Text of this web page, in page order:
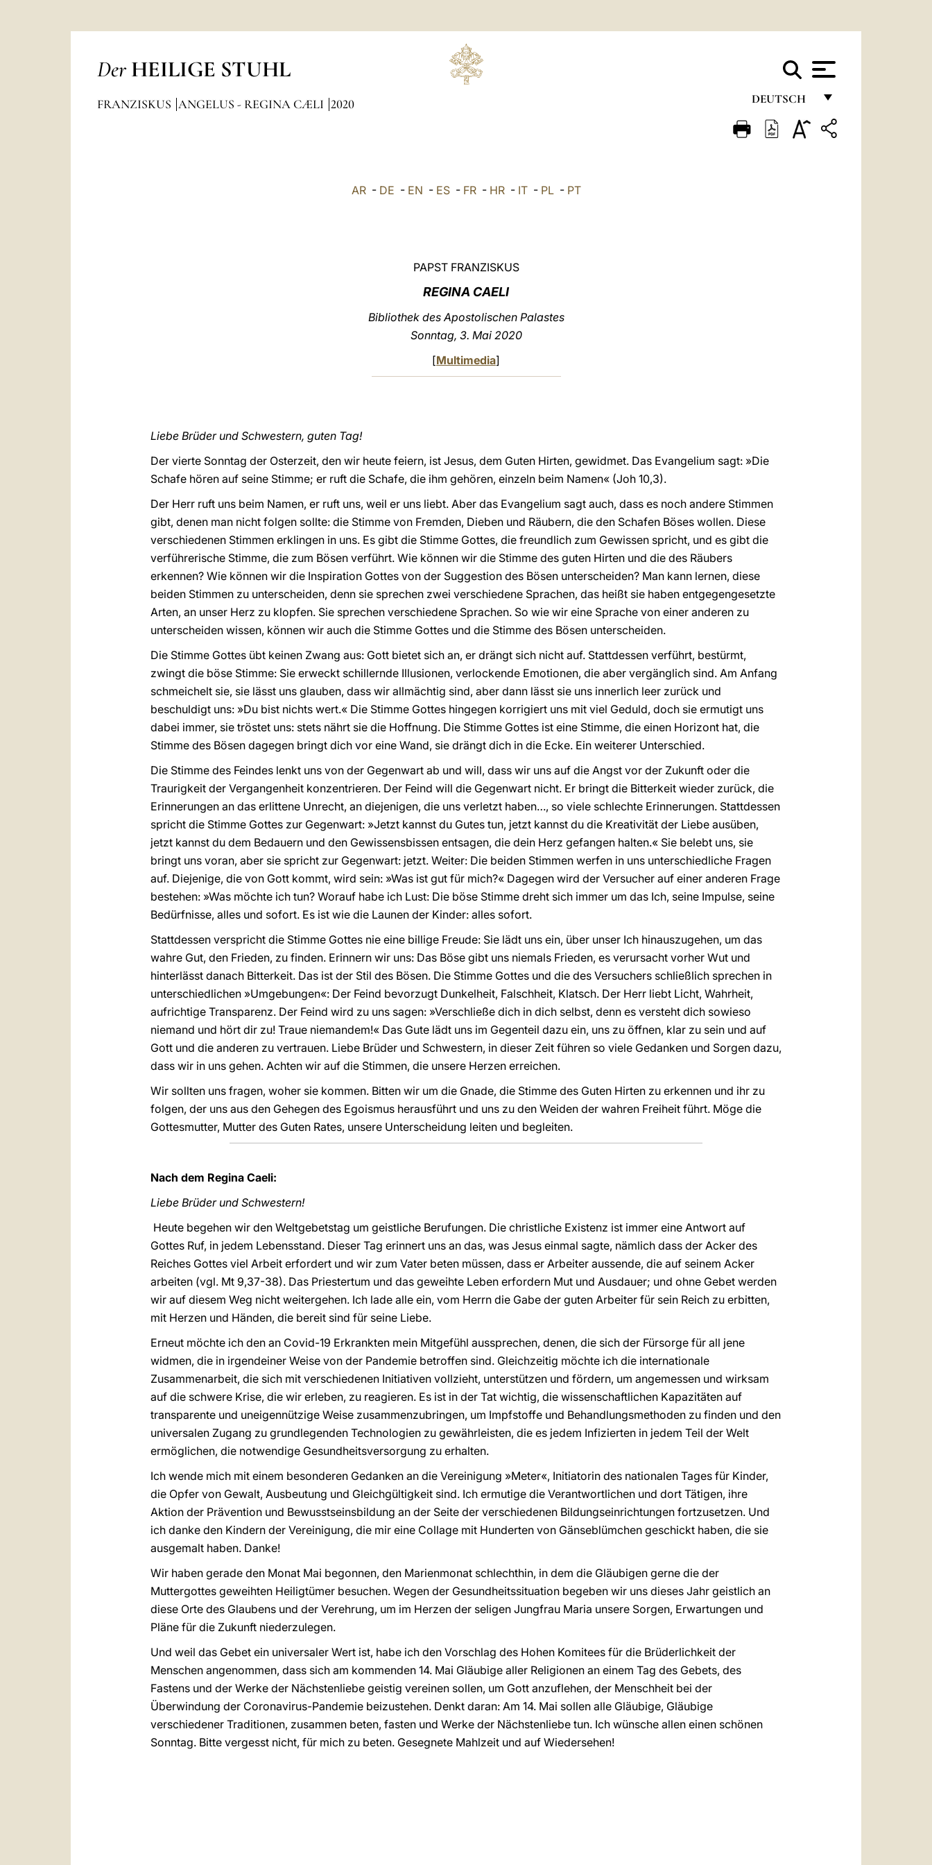
Der HEILIGE STUHL
DEUTSCH
FRANÇAIS
FRANZISKUS ANGELUS - REGINA CÆLI 2020
AR- DE - EN - ES- FR- HR- IT- PL- PT
PAPST FRANZISKUS
REGINA CAELI
Bibliothek des Apostolischen Palastes
Sonntag, 3. Mai 2020
[Multimedia]
Liebe Brüder und Schwestern, guten Tag!
Der vierte Sonntag der Osterzeit, den wir heute feiern, ist Jesus, dem Guten Hirten, gewidmet. Das Evangelium sagt: »Die
Schafe hören auf seine Stimme; er ruft die Schafe, die ihm gehören, einzeln beim Namen« (Joh 10,3).
Der Herr ruft uns beim Namen, er ruft uns, weil er uns liebt. Aber das Evangelium sagt auch, dass es noch andere Stimmen
gibt, denen man nicht folgen sollte: die Stimme von Fremden, Dieben und Räubern, die den Schafen Böses wollen. Diese
verschiedenen Stimmen erklingen in uns. Es gibt die Stimme Gottes, die freundlich zum Gewissen spricht, und es gibt die
verführerische Stimme, die zum Bösen verführt. Wie können wir die Stimme des guten Hirten und die des Räubers
erkennen? Wie können wir die Inspiration Gottes von der Suggestion des Bösen unterscheiden? Man kann lernen, diese
beiden Stimmen zu unterscheiden, denn sie sprechen zwei verschiedene Sprachen, das heißt sie haben entgegengesetzte
Arten, an unser Herz zu klopfen. Sie sprechen verschiedene Sprachen. So wie wir eine Sprache von einer anderen zu
unterscheiden wissen, können wir auch die Stimme Gottes und die Stimme des Bösen unterscheiden.
Die Stimme Gottes übt keinen Zwang aus: Gott bietet sich an, er drängt sich nicht auf. Stattdessen verführt, bestürmt,
zwingt die böse Stimme: Sie erweckt schillernde Illusionen, verlockende Emotionen, die aber vergänglich sind. Am Anfang
schmeichelt sie, sie lässt uns glauben, dass wir allmächtig sind, aber dann lässt sie uns innerlich leer zurück und
beschuldigt uns: »Du bist nichts wert.« Die Stimme Gottes hingegen korrigiert uns mit viel Geduld, doch sie ermutigt uns
dabei immer, sie tröstet uns: stets nährt sie die Hoffnung. Die Stimme Gottes ist eine Stimme, die einen Horizont hat, die
Stimme des Bösen dagegen bringt dich vor eine Wand, sie drängt dich in die Ecke. Ein weiterer Unterschied.
Die Stimme des Feindes lenkt uns von der Gegenwart ab und will, dass wir uns auf die Angst vor der Zukunft oder die
Traurigkeit der Vergangenheit konzentrieren. Der Feind will die Gegenwart nicht. Er bringt die Bitterkeit wieder zurück, die
Erinnerungen an das erlittene Unrecht, an diejenigen, die uns verletzt haben…, so viele schlechte Erinnerungen. Stattdessen
spricht die Stimme Gottes zur Gegenwart: »Jetzt kannst du Gutes tun, jetzt kannst du die Kreativität der Liebe ausüben,
jetzt kannst du dem Bedauern und den Gewissensbissen entsagen, die dein Herz gefangen halten.« Sie belebt uns, sie
bringt uns voran, aber sie spricht zur Gegenwart: jetzt. Weiter: Die beiden Stimmen werfen in uns unterschiedliche Fragen
auf. Diejenige, die von Gott kommt, wird sein: »Was ist gut für mich?« Dagegen wird der Versucher auf einer anderen Frage
bestehen: »Was möchte ich tun? Worauf habe ich Lust: Die böse Stimme dreht sich immer um das Ich, seine Impulse, seine
Bedürfnisse, alles und sofort. Es ist wie die Launen der Kinder: alles sofort.
Stattdessen verspricht die Stimme Gottes nie eine billige Freude: Sie lädt uns ein, über unser Ich hinauszugehen, um das
wahre Gut, den Frieden, zu finden. Erinnern wir uns: Das Böse gibt uns niemals Frieden, es verursacht vorher Wut und
hinterlässt danach Bitterkeit. Das ist der Stil des Bösen. Die Stimme Gottes und die des Versuchers schließlich sprechen in
unterschiedlichen »Umgebungen«: Der Feind bevorzugt Dunkelheit, Falschheit, Klatsch. Der Herr liebt Licht, Wahrheit,
aufrichtige Transparenz. Der Feind wird zu uns sagen: »Verschließe dich in dich selbst, denn es versteht dich sowieso
niemand und hört dir zu! Traue niemandem!« Das Gute lädt uns im Gegenteil dazu ein, uns zu öffnen, klar zu sein und auf
Gott und die anderen zu vertrauen. Liebe Brüder und Schwestern, in dieser Zeit führen so viele Gedanken und Sorgen dazu,
dass wir in uns gehen. Achten wir auf die Stimmen, die unsere Herzen erreichen.
Wir sollten uns fragen, woher sie kommen. Bitten wir um die Gnade, die Stimme des Guten Hirten zu erkennen und ihr zu
folgen, der uns aus den Gehegen des Egoismus herausführt und uns zu den Weiden der wahren Freiheit führt. Möge die
Gottesmutter, Mutter des Guten Rates, unsere Unterscheidung leiten und begleiten.
Nach dem Regina Caeli:
Liebe Brüder und Schwestern!
Heute begehen wir den Weltgebetstag um geistliche Berufungen. Die christliche Existenz ist immer eine Antwort auf
Gottes Ruf, in jedem Lebensstand. Dieser Tag erinnert uns an das, was Jesus einmal sagte, nämlich dass der Acker des
Reiches Gottes viel Arbeit erfordert und wir zum Vater beten müssen, dass er Arbeiter aussende, die auf seinem Acker
arbeiten (vgl. Mt 9,37-38). Das Priestertum und das geweihte Leben erfordern Mut und Ausdauer; und ohne Gebet werden
wir auf diesem Weg nicht weitergehen. Ich lade alle ein, vom Herrn die Gabe der guten Arbeiter für sein Reich zu erbitten,
mit Herzen und Händen, die bereit sind für seine Liebe.
Erneut möchte ich den an Covid-19 Erkrankten mein Mitgefühl aussprechen, denen, die sich der Fürsorge für all jene
widmen, die in irgendeiner Weise von der Pandemie betroffen sind. Gleichzeitig möchte ich die internationale
Zusammenarbeit, die sich mit verschiedenen Initiativen vollzieht, unterstützen und fördern, um angemessen und wirksam
auf die schwere Krise, die wir erleben, zu reagieren. Es ist in der Tat wichtig, die wissenschaftlichen Kapazitäten auf
transparente und uneigennützige Weise zusammenzubringen, um Impfstoffe und Behandlungsmethoden zu finden und den
universalen Zugang zu grundlegenden Technologien zu gewährleisten, die es jedem Infizierten in jedem Teil der Welt
ermöglichen, die notwendige Gesundheitsversorgung zu erhalten.
Ich wende mich mit einem besonderen Gedanken an die Vereinigung »Meter«, Initiatorin des nationalen Tages für Kinder,
die Opfer von Gewalt, Ausbeutung und Gleichgültigkeit sind. Ich ermutige die Verantwortlichen und dort Tätigen, ihre
Aktion der Prävention und Bewusstseinsbildung an der Seite der verschiedenen Bildungseinrichtungen fortzusetzen. Und
ich danke den Kindern der Vereinigung, die mir eine Collage mit Hunderten von Gänseblümchen geschickt haben, die sie
ausgemalt haben. Danke!
Wir haben gerade den Monat Mai begonnen, den Marienmonat schlechthin, in dem die Gläubigen gerne die der
Muttergottes geweihten Heiligtümer besuchen. Wegen der Gesundheitssituation begeben wir uns dieses Jahr geistlich an
diese Orte des Glaubens und der Verehrung, um im Herzen der seligen Jungfrau Maria unsere Sorgen, Erwartungen und
Pläne für die Zukunft niederzulegen.
Und weil das Gebet ein universaler Wert ist, habe ich den Vorschlag des Hohen Komitees für die Brüderlichkeit der
Menschen angenommen, dass sich am kommenden 14. Mai Gläubige aller Religionen an einem Tag des Gebets, des
Fastens und der Werke der Nächstenliebe geistig vereinen sollen, um Gott anzuflehen, der Menschheit bei der
Überwindung der Coronavirus-Pandemie beizustehen. Denkt daran: Am 14. Mai sollen alle Gläubige, Gläubige
verschiedener Traditionen, zusammen beten, fasten und Werke der Nächstenliebe tun. Ich wünsche allen einen schönen
Sonntag. Bitte vergesst nicht, für mich zu beten. Gesegnete Mahlzeit und auf Wiedersehen!